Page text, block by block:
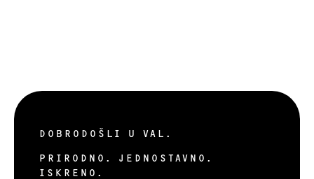
DOBRODOŠLI U VAL.
PRIRODNO. JEDNOSTAVNO.
ISKRENO.